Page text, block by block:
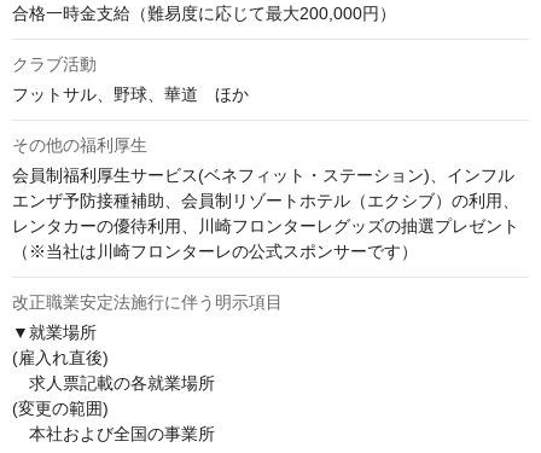
合格一時金支給（難易度に応じて最大200,000円）
クラブ活動
フットサル、野球、華道　ほか
その他の福利厚生
会員制福利厚生サービス(ベネフィット・ステーション)、インフル
エンザ予防接種補助、会員制リゾートホテル（エクシブ）の利用、
レンタカーの優待利用、川崎フロンターレグッズの抽選プレゼント
改正職業安定法施行に伴う明示項目
▼就業場所
(雇入れ直後)
求人票記載の各就業場所
(変更の範囲)
本社および全国の事業所